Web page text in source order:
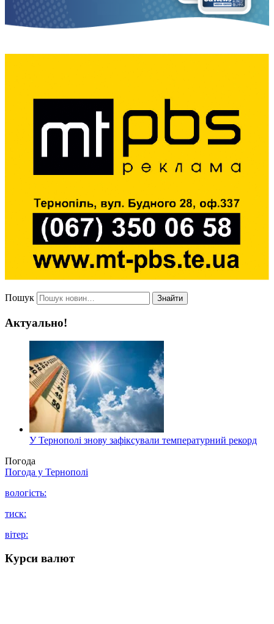
Пошук Знайти
Актуально!
У Тернополі знову зафіксували температурний рекорд
Погода
Погода у Тернополі
вологість:
тиск:
вітер:
Курси валют